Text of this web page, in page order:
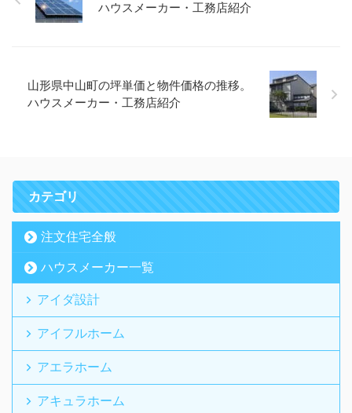
ハウスメーカー・工務店紹介
山形県中山町の坪単価と物件価格の推移。
ハウスメーカー・工務店紹介
カテゴリ
注文住宅全般
ハウスメーカー一覧
アイダ設計
アイフルホーム
アエラホーム
アキュラホーム